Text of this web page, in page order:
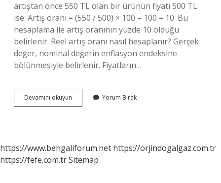
artıştan önce 550 TL olan bir ürünün fiyatı 500 TL
ise: Artış oranı = (550 / 500) × 100 – 100 = 10. Bu
hesaplama ile artış oranının yüzde 10 olduğu
belirlenir. Reel artış oranı nasıl hesaplanır? Gerçek
değer, nominal değerin enflasyon endeksine
bölünmesiyle belirlenir. Fiyatların…
Devamını okuyun
Maaş
Yorum Bırak
https://www.bengaliforum.net https://orjindogalgaz.com.tr
https://fefe.com.trSitemap